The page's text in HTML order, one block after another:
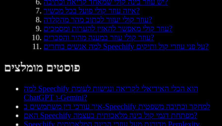
יש עוזר בינה קולי שמאחד קריאה וכתיבה?
איזה עוזר קולי פועל בכל מכשיר?
עוזר קולי יעזור לכתוב מהר מהקלדה?
עוזר קולי מאפשר להאזין להערות ומסמכים?
עוזר קולי עוזר במענה מהיר והסברים?
למה אנשים בוחרים Speechify על פני עוזרי קול ותיקים?
פוסטים מומלצים
למה Speechify הוא הכלי האידיאלי לקריאה ונגישות לעומת
ChatGPT ו-Gemini?
איך עורכי דין משתמשים ב-Speechify למחקר וכתיבה משפטית
האם Speechify מפתחת דגמי קול בינה מלאכותית בעצמה?